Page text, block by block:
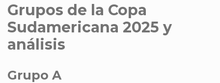
Grupos de la Copa
Sudamericana 2025 y
análisis
Grupo A